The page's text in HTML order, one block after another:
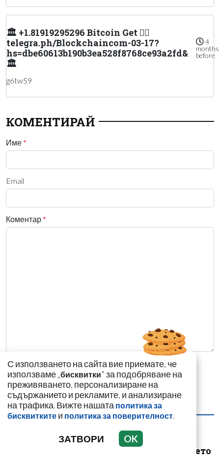
🏛️ +1.81919295296 Вitсоin Get 👉🏻
telegra.ph/Blockchaincom-03-17?
hs=dbe60613b190b3ea528f8768ce93a2fd&
🏛️
4
months
before
g6tw59
КОМЕНТИРАЙ
Име *
Email
Коментар *
НАЙ-ЧЕТЕНИ НАЙ-КОМЕНТИРАНИ
Цигани смениха
германците и
англичаните на морето
С използването на сайта вие приемате, че
използваме „бисквитки" за подобряване на
преживяването, персонализиране на
съдържанието и рекламите, и анализиране
на трафика. Вижте нашата политика за
бисквитките и политика за поверителност.
ЗАТВОРИ OK